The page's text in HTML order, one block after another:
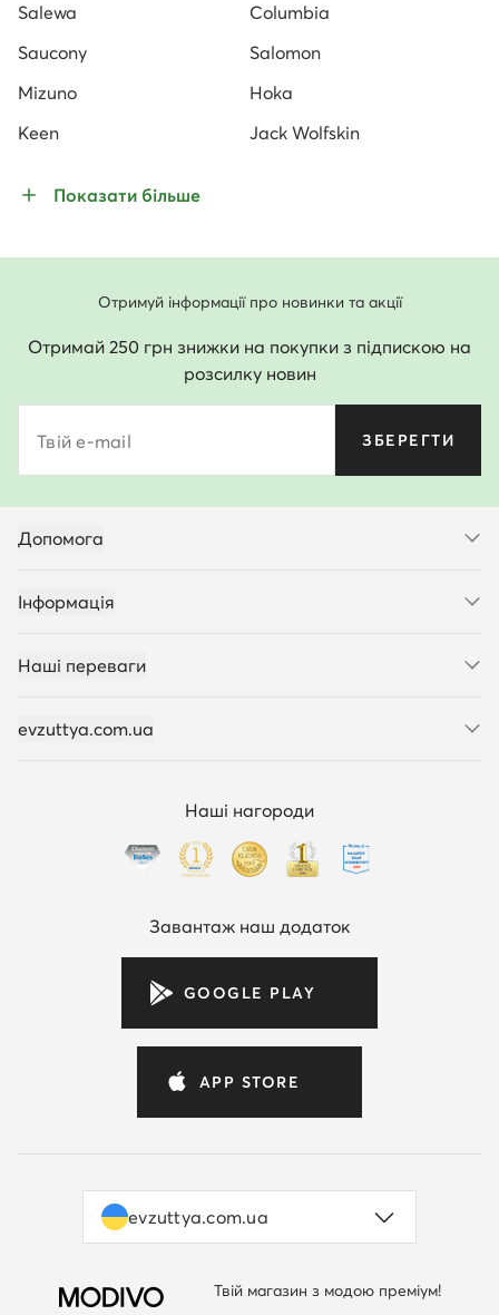
Salewa
Columbia
Saucony
Salomon
Mizuno
Hoka
Keen
Jack Wolfskin
Показати більше
Отримуй інформації про новинки та акції
Отримай 250 грн знижки на покупки з підпискою на
розсилку новин
Твій e-mail ЗБЕРЕГТИ
Допомога
Інформація
Наші переваги
evzuttya.com.ua
Наші нагороди
Завантаж наш додаток
GOOGLE PLAY
APP STORE
evzuttya.com.ua
Твій магазин з модою преміум!